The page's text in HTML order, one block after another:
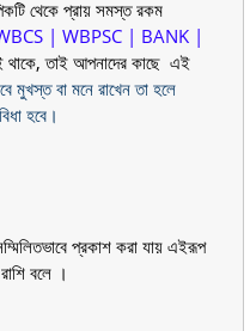
থেকে প্রায় সমস্ত রকম
| WBPSC | BANK |
থাকে, তাই আপনাদের কাছে এই
মুখস্ত বা মনে রাখেন তা হলে
হবে ।
প্রকাশ করা যায় এইরূপ
বলে ।